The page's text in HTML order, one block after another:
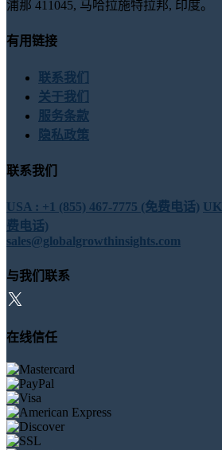
浦那 411045, 马哈拉施特拉邦, 印度。
有用链接
联系我们
关于我们
服务条款
隐私政策
联系我们
USA : +1 (855) 467-7775 (免费电话)
费电话)
sales@globalgrowthinsights.com
与我们联系
在线信任